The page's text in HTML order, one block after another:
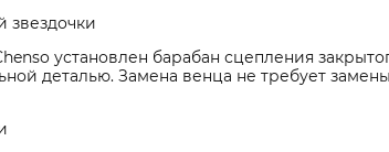
установлен барабан сцепления
деталью. Замена венца не требует